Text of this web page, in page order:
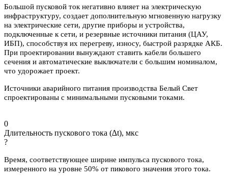
Большой пусковой ток негативно влияет на электрическую
инфраструктуру, создает дополнительную мгновенную нагрузку
на электрические сети, другие приборы и устройства,
подключенные к сети, и резервные источники питания (ЦАУ,
ИБП), способствуя их перегреву, износу, быстрой разрядке АКБ.
При проектировании вынуждают ставить кабели большего
сечения и автоматические выключатели с большим номиналом,
что удорожает проект.
Источники аварийного питания производства Белый Свет
спроектированы с минимальными пусковыми токами.
0
Длительность пускового тока (∆t), мкс
?
Время, соответствующее ширине импульса пускового тока,
измеренного на уровне 50% от пикового значения этого тока.